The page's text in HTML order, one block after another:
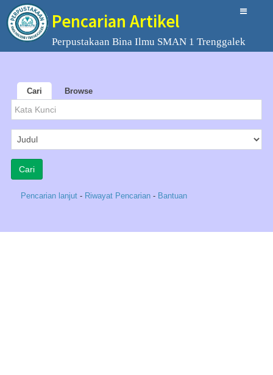
Pencarian Artikel
Perpustakaan Bina Ilmu SMAN 1 Trenggalek
Cari Browse
Pencarian lanjut - Riwayat Pencarian - Bantuan